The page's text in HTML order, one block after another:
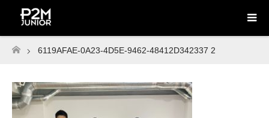
ホーム
6119AFAE-0A23-4D5E-9462-48412D342337 2